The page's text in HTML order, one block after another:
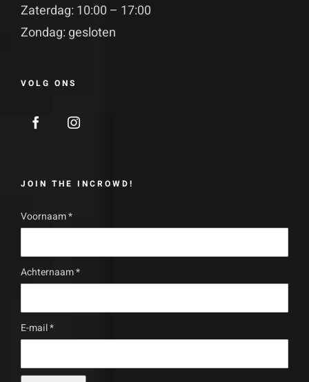
Zaterdag: 10:00 – 17:00
Zondag: gesloten
VOLG ONS
JOIN THE INCROWD!
Voornaam*
Achternaam*
E-mail*